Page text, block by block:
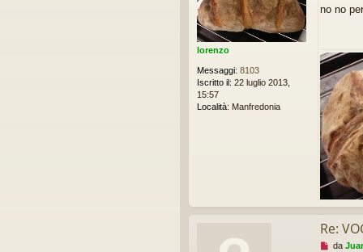
lorenzo
Messaggi: 8103
Iscritto il: 22 luglio 2013,
15:57
Località: Manfredonia
s
g
i
o
d
a
l
e
g
g
e
r
no no
Re:
M
da